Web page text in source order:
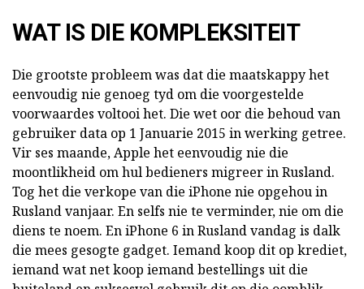
WAT IS DIE KOMPLEKSITEIT
Die grootste probleem was dat die maatskappy het
eenvoudig nie genoeg tyd om die voorgestelde
voorwaardes voltooi het. Die wet oor die behoud van
gebruiker data op 1 Januarie 2015 in werking getree.
Vir ses maande, Apple het eenvoudig nie die
moontlikheid om hul bedieners migreer in Rusland.
Tog het die verkope van die iPhone nie opgehou in
Rusland vanjaar. En selfs nie te verminder, nie om die
diens te noem. En iPhone 6 in Rusland vandag is dalk
die mees gesogte gadget. Iemand koop dit op krediet,
iemand wat net koop iemand bestellings uit die